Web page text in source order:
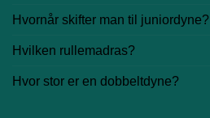
Hvornår skifter man til juniordyne?
Hvilken rullemadras?
Hvor stor er en dobbeltdyne?